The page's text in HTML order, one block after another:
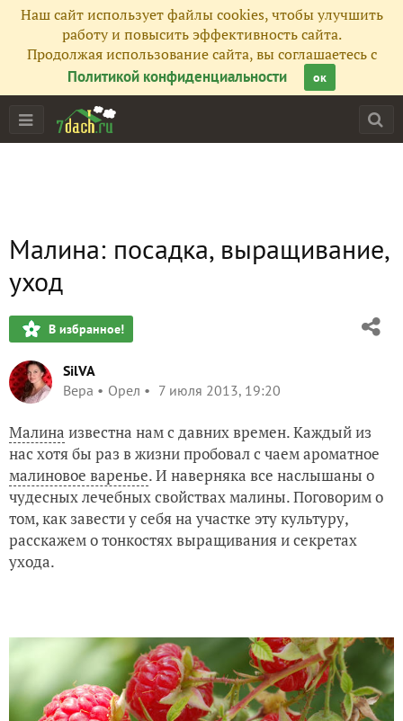
Наш сайт использует файлы cookies, чтобы улучшить
работу и повысить эффективность сайта.
Продолжая использование сайта, вы соглашаетесь с
Политикой конфиденциальности
ок
Малина: посадка, выращивание,
уход
В избранное!
SilVA
Вера
Орел 7 июля 2013, 19:20
Малина известна нам с давних времен. Каждый из
нас хотя бы раз в жизни пробовал с чаем ароматное
малиновое варенье. И наверняка все наслышаны о
чудесных лечебных свойствах малины. Поговорим о
том, как завести у себя на участке эту культуру,
расскажем о тонкостях выращивания и секретах
ухода.